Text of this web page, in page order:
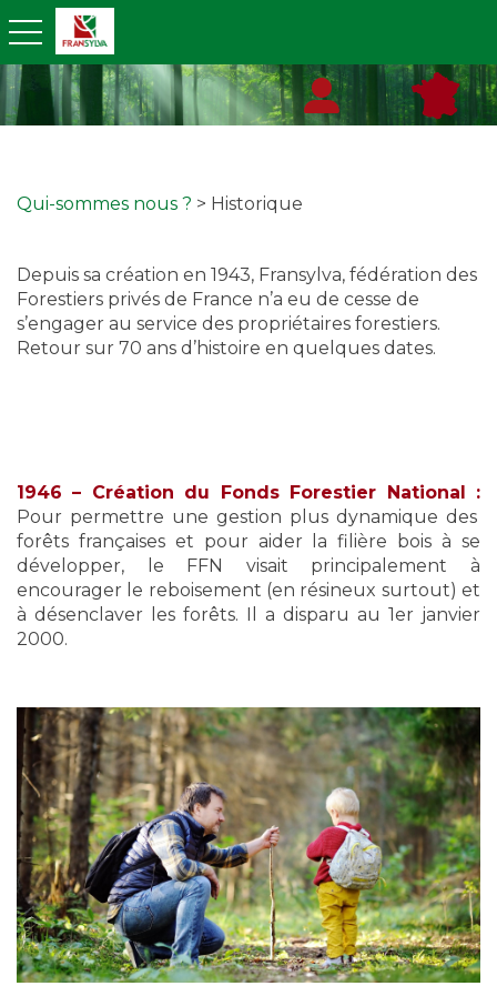
toggle navigation
Qui-sommes nous ? > Historique
Depuis sa création en 1943, Fransylva, fédération des
Forestiers privés de France n’a eu de cesse de
s’engager au service des propriétaires forestiers.
Retour sur 70 ans d’histoire en quelques dates.
1946 – Création du Fonds Forestier National :
Pour permettre une gestion plus dynamique des
forêts françaises et pour aider la filière bois à se
développer, le FFN visait principalement à
encourager le reboisement (en résineux surtout) et
à désenclaver les forêts. Il a disparu au 1er janvier
2000.